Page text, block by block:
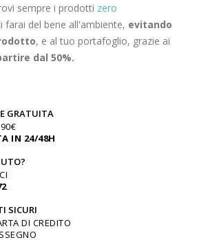
sempre i prodotti zero
farai del bene all'ambiente, evitando
, e al tuo portafoglio, grazie ai
dal 50%.
GRATUITA
IN 24/48H
SICURI
DI CREDITO